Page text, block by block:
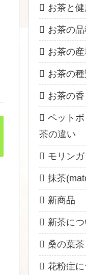
お茶と健
お茶の
お茶の
お茶の
お茶の香
ペット
茶の違い
モリンガ
抹茶
新商品
新茶につ
桑の葉茶
花粉症